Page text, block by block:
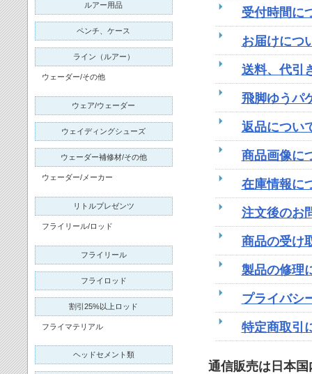
受付時間に
お届けにつ
送料、代引
飛脚ゆうパ
返品につい
商品画像に
在庫情報に
注文後のお
商品の受け
製品の修理
プライバシ
特定商取引
通信販売は日本
ルアー用品
ペンチ、ケース
ライン（ルアー）
ウェーダー/その他
ウェア/ウェーダー
ウェイディングシューズ
ウェーダー補修材/その他
ウェーダー/メーカー
リトルプレゼンツ
フライリール/ロッド
フライリール
フライロッド
割引25%以上ロッド
フライマテリアル
ヘッドセメント類